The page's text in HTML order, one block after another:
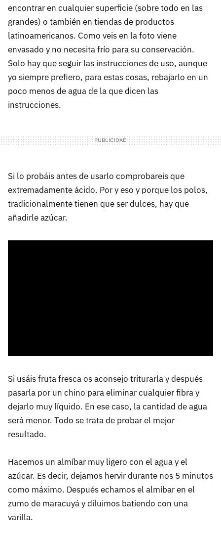
encontrar en cualquier superficie (sobre todo en las
grandes) o también en tiendas de productos
latinoamericanos. Como veis en la foto viene
envasado y no necesita frío para su conservación.
Solo hay que seguir las instrucciones de uso, aunque
yo siempre prefiero, para estas cosas, rebajarlo en un
poco menos de agua de la que dicen las
instrucciones.
Si lo probáis antes de usarlo comprobareis que
extremadamente ácido. Por y eso y porque los polos,
tradicionalmente tienen que ser dulces, hay que
añadirle azúcar.
Si usáis fruta fresca os aconsejo triturarla y después
pasarla por un chino para eliminar cualquier fibra y
dejarlo muy líquido. En ese caso, la cantidad de agua
será menor. Todo se trata de probar el mejor
resultado.
Hacemos un almíbar muy ligero con el agua y el
azúcar. Es decir, dejamos hervir durante nos 5 minutos
como máximo. Después echamos el almíbar en el
zumo de maracuyá y diluimos batiendo con una
varilla.